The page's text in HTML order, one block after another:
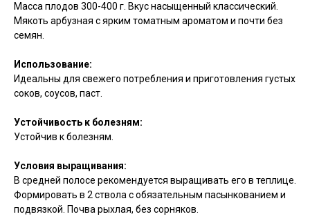
Масса плодов 300-400 г. Вкус насыщенный классический.
Мякоть арбузная с ярким томатным ароматом и почти без
семян.
Использование:
Идеальны для свежего потребления и приготовления густых
соков, соусов, паст.
Устойчивость к болезням:
Устойчив к болезням.
Условия выращивания:
В средней полосе рекомендуется выращивать его в теплице.
Формировать в 2 ствола с обязательным пасынкованием и
подвязкой. Почва рыхлая, без сорняков.